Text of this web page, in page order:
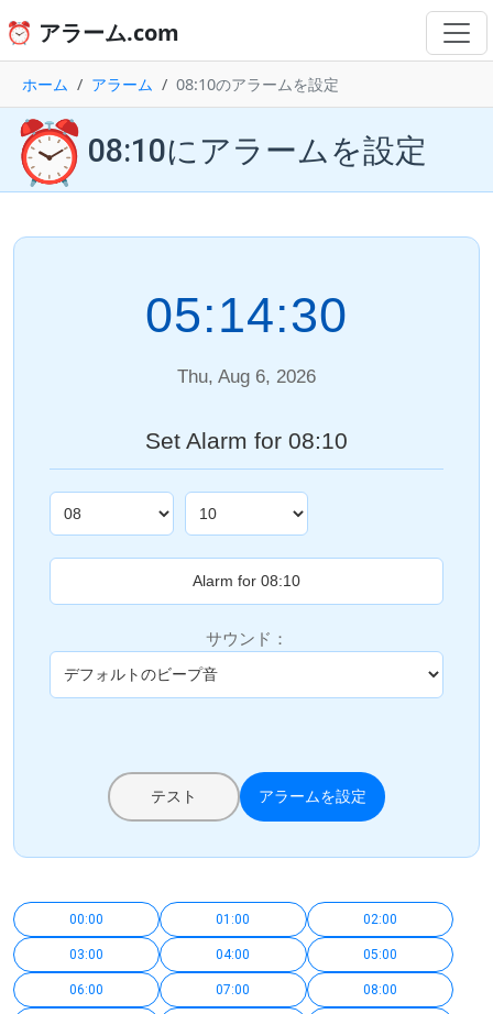
⏰ アラーム.com
ホーム アラーム 08:10のアラームを設定
⏰ 08:10にアラームを設定
05:14:30
Thu, Aug 6, 2026
Set Alarm for 08:10
サウンド：
テスト アラームを設定
00:00 01:00 02:00
03:00 04:00 05:00
06:00 07:00 08:00